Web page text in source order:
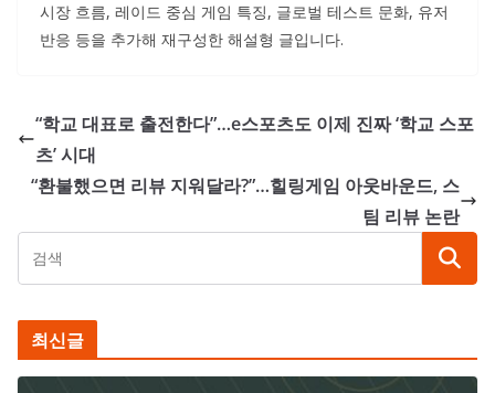
시장 흐름, 레이드 중심 게임 특징, 글로벌 테스트 문화, 유저
반응 등을 추가해 재구성한 해설형 글입니다.
“학교 대표로 출전한다”…e스포츠도 이제 진짜 ‘학교 스포
츠’ 시대
“환불했으면 리뷰 지워달라?”…힐링게임 아웃바운드, 스
팀 리뷰 논란
최신글